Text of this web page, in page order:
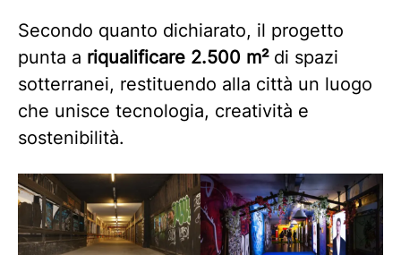
Secondo quanto dichiarato, il progetto
punta a riqualificare 2.500 m²di spazi
sotterranei, restituendo alla città un luogo
che unisce tecnologia, creatività e
sostenibilità.